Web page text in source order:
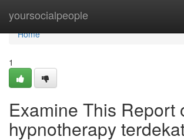
yoursocialpeople
Home
Home
1
Examine This Report
hypnotherapy